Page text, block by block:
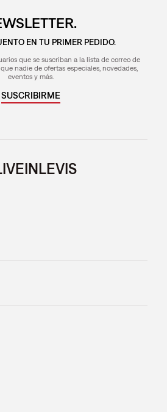
EN TU PRIMER PEDIDO.
que se suscriban a la lista de correo de
nadie de ofertas especiales, novedades,
eventos y más.
SUSCRIBIRME